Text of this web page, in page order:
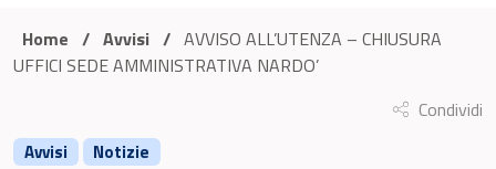
Home / Avvisi / AVVISO ALL’UTENZA – CHIUSURA
UFFICI SEDE AMMINISTRATIVA NARDO’
Condividi
Avvisi Notizie